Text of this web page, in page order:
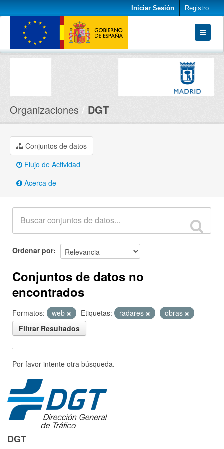
Iniciar Sesión Registro
Conjuntos de datos
Organizaciones DGT
Conjuntos de datos
Flujo de Actividad
Acerca de
Ordenar por
Conjuntos de datos no
encontrados
Formatos: web Etiquetas: radares
obras
Filtrar Resultados
Por favor intente otra búsqueda.
DGT